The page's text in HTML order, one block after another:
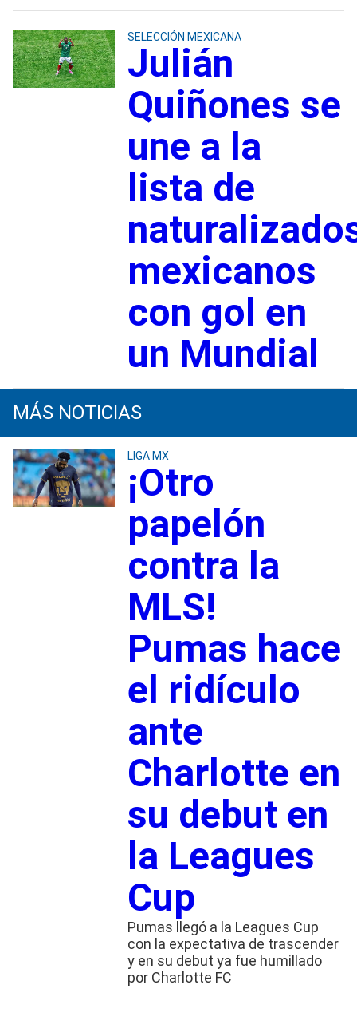
SELECCIÓN MEXICANA
Julián
Quiñones se
une a la
lista de
mexicanos
con gol en
un Mundial
MÁS NOTICIAS
LIGA MX
¡Otro
papelón
contra la
MLS!
Pumas hace
el ridículo
ante
Charlotte en
su debut en
la Leagues
Cup
Pumas llegó a la Leagues Cup
con la expectativa de trascender
y en su debut ya fue humillado
por Charlotte FC